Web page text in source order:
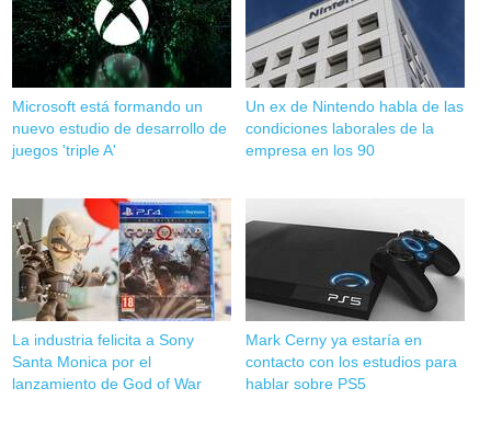
Microsoft está formando un
nuevo estudio de desarrollo de
juegos 'triple A'
Un ex de Nintendo habla de las
condiciones laborales de la
empresa en los 90
La industria felicita a Sony
Santa Monica por el
lanzamiento de God of War
Mark Cerny ya estaría en
contacto con los estudios para
hablar sobre PS5